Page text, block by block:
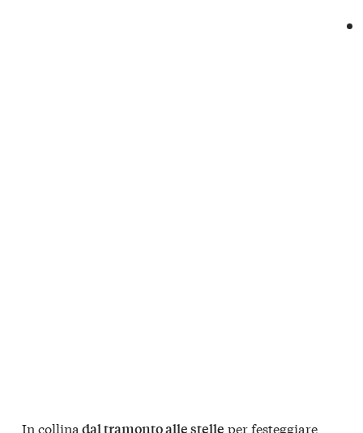
In collina dal tramonto alle stelle per festeggiare